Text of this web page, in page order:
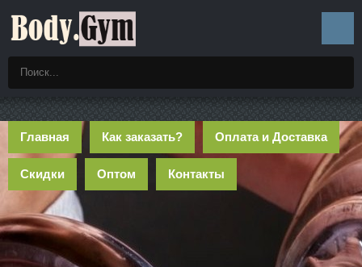
Главная Как заказать? Оплата и Доставка
Скидки Оптом Контакты